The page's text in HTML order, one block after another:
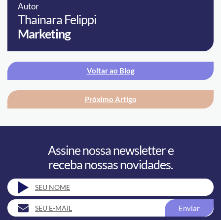
Autor
Thainara Felippi
Marketing
Voltar ao Blog
Próximo Artigo
Assine nossa newsletter e
receba nossas novidades.
Enviar